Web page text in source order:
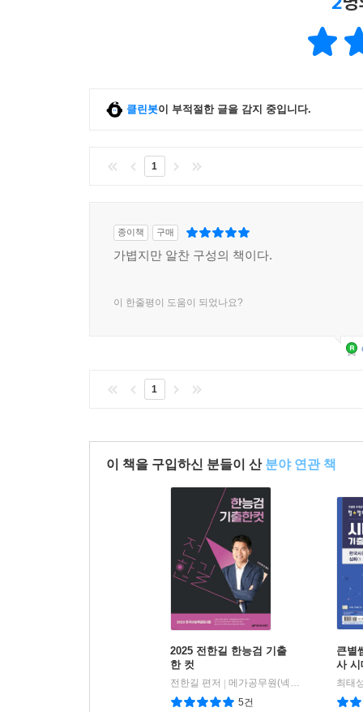
클린봇이 부적절한 글을 감지 중입니다.
1
종이책 구매
가볍지만 알찬 구성의 책이다.
이 한줄평이 도움이 되었나요?
1
이 책을 구입하신 분들이 산 분야 연관 책
2025 전한길 한능검 기출
한 컷
전한길 편저
메가공무원(넥스트스터디)
5건
큰별
사 시
사능
최태